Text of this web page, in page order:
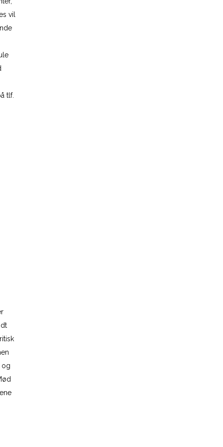
vil
tlf.
og